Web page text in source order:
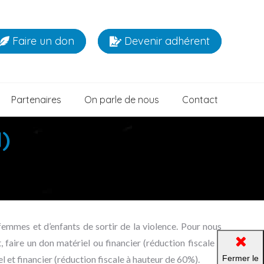
Faire un don Devenir adhérent
Partenaires On parle de nous Contact
et d’enfants de sortir de la violence. Pour nous
un don matériel ou financier (réduction fiscale à
et financier (réduction fiscale à hauteur de 60%).
Fermer le